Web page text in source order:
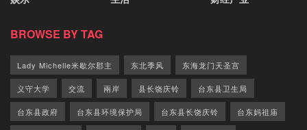
BROWSE BY TAG
Lady Michelle米歇尔郡主 东北季风 东海龙门天圣宫
义守大学 交流 兩岸 县长饶庆铃 台东县卫生局
台东县政府 台东县环境保护局 台东县长饶庆铃 台东妈祖庙